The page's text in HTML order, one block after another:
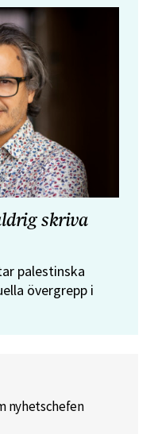
skriva
palestinska
övergrepp i
nyhetschefen